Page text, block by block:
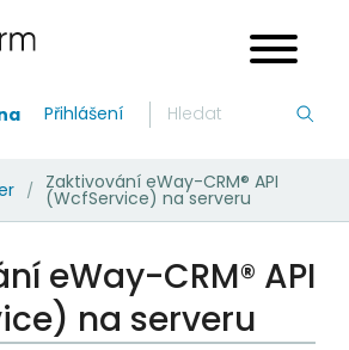
Přihlášení
/ Zaktivování eWay-CRM® API
(WcfService) na serveru
eWay-CRM® API
na serveru